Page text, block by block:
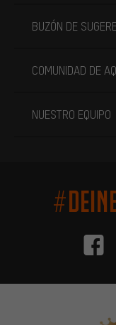
BUZÓN DE
COMUNIDAD DE
NUESTRO EQUIPO